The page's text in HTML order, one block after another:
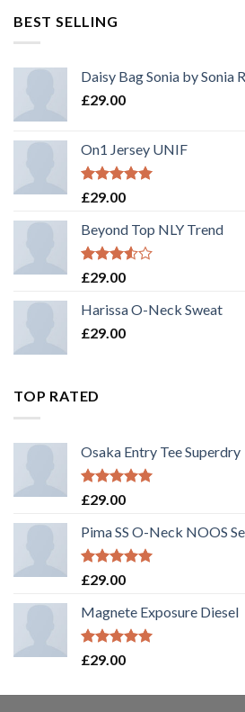
BEST SELLING
Daisy Bag Sonia by Sonia
£29.00
On1 Jersey UNIF
Rated5.00
£29.00
Beyond Top NLY Trend
Rated
of 5
£29.00
Harissa O-Neck Sweat
£29.00
TOP RATED
Osaka Entry Tee Superdry
Rated5.00
£29.00
Pima SS O-Neck NOOS
Rated5.00
£29.00
Magnete Exposure Diesel
Rated5.00
£29.00